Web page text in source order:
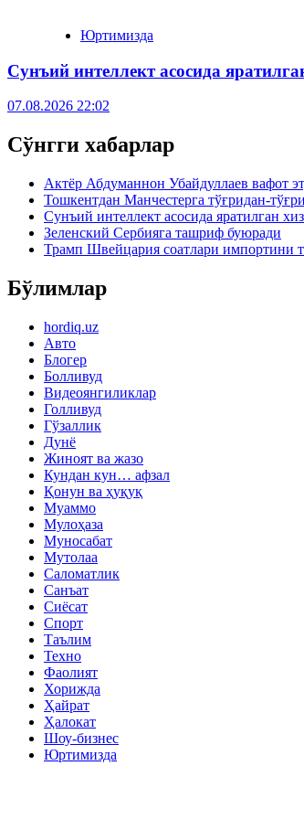
Юртимизда
Сунъий интеллект асосида
07.08.2026 22:02
Сўнгги хабарлар
Актёр Абду­маннон Убайдуллаев вафот
Тошкентдан Манчестерга тўғридан-
Сунъий интеллект асосида яратилган
Зеленский Сербияга ташриф буюради
Трамп Швейцария соатлари импортини
Бўлимлар
hordiq.uz
Авто
Блогер
Болливуд
Видеоянгиликлар
Голливуд
Гўзаллик
Дунё
Жиноят ва жазо
Кундан кун… афзал
Қонун ва ҳуқуқ
Муаммо
Мулоҳаза
Муносабат
Мутолаа
Саломатлик
Санъат
Сиёсат
Спорт
Таълим
Техно
Фаолият
Хорижда
Ҳайрат
Ҳалокат
Шоу-бизнес
Юртимизда